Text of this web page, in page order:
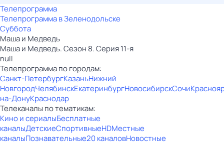
Телепрограмма
Телепрограмма в Зеленодольске
Суббота
Маша и Медведь
Маша и Медведь. Сезон 8. Серия 11-я
null
Телепрограмма по городам:
Санкт-ПетербургКазаньНижний
НовгородЧелябинскЕкатеринбургНовосибирскСочи
на-ДонуКраснодар
Телеканалы по тематикам:
Кино и сериалыБесплатные
каналыДетскиеСпортивныеHDМестные
каналыПознавательные20 каналовНовостные